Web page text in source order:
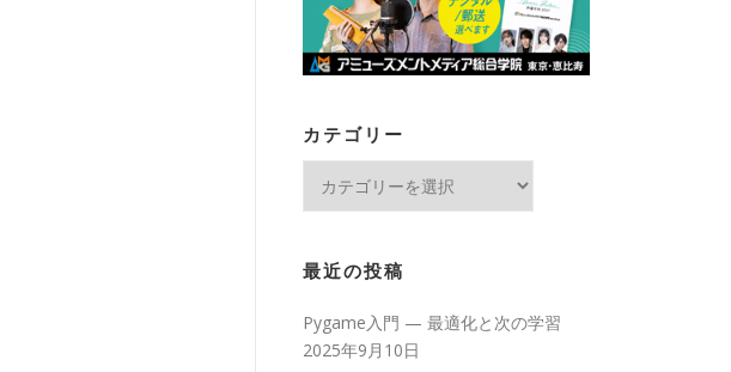
カテゴリー
ー
最近の投稿
Pygame入門 — 最適化と次の学習
2025年9月10日